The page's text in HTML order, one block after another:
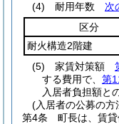
(4)
耐用年数 次
区分
耐火構造2階建
(5)
家賃対策額
する費用で、 第
入居者負担額と
(入居者の公募の方
第4条
町長は、賃